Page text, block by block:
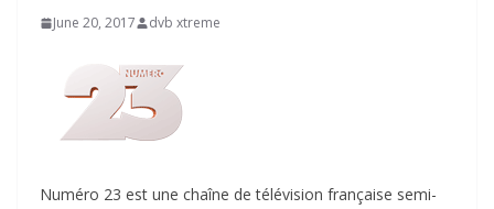
June 20, 2017 dvb xtreme
Numéro 23 est une chaîne de télévision française semi-